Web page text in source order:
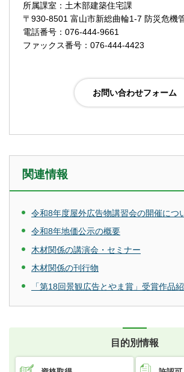
所属課室：土木部建築住宅課
〒930-8501 富山市新総曲輪1-7 防災危機
電話番号：076-444-9661
ファックス番号：076-444-4423
関連情報
令和8年度屋外広告物講習会の開催につ
令和8年地価公示の概要
木材関係の講演会・セミナー
木材関係の刊行物
「第18回景観広告とやま賞」受賞作品
目的別情報